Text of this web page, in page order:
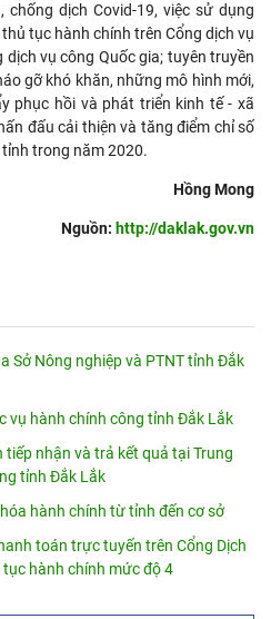
dịch Covid-19, việc sử dụng
tục hành chính trên Cổng dịch vụ
vụ công Quốc gia; tuyên truyền
gỡ khó khăn, những mô hình mới,
phục hồi và phát triển kinh tế - xã
đấu cải thiện và tăng điểm chỉ số
tỉnh trong năm 2020.
Hồng Mong
Nguồn: http://daklak.gov.vn
Sở Nông nghiệp và PTNT tỉnh Đắk
vụ hành chính công tỉnh Đắk Lắk
nhận và trả kết quả tại Trung
tỉnh Đắk Lắk
hành chính từ tỉnh đến cơ sở
toán trực tuyến trên Cổng Dịch
hành chính mức độ 4